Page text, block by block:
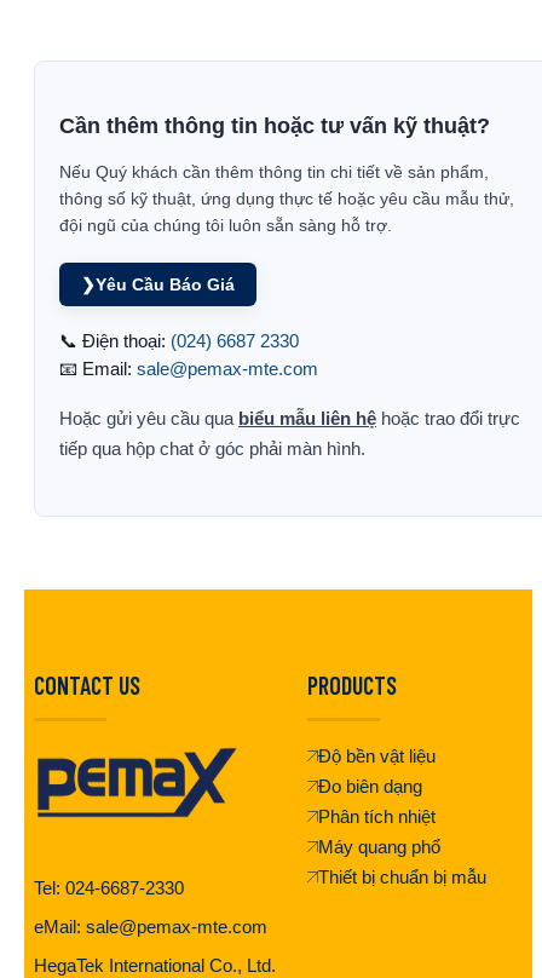
Cần thêm thông tin hoặc tư vấn kỹ thuật?
Nếu Quý khách cần thêm thông tin chi tiết về sản phẩm,
thông số kỹ thuật, ứng dụng thực tế hoặc yêu cầu mẫu thử,
đội ngũ của chúng tôi luôn sẵn sàng hỗ trợ.
❯Yêu Cầu Báo Giá
📞 Điện thoại: (024) 6687 2330
📧 Email: sale@pemax-mte.com
Hoặc gửi yêu cầu qua biểu mẫu liên hệ hoặc trao đổi trực
tiếp qua hộp chat ở góc phải màn hình.
CONTACT US
Tel: 024-6687-2330
eMail: sale@pemax-mte.com
HegaTek International Co., Ltd.
PRODUCTS
Độ bền vật liệu
Đo biên dạng
Phân tích nhiệt
Máy quang phổ
Thiết bị chuẩn bị mẫu